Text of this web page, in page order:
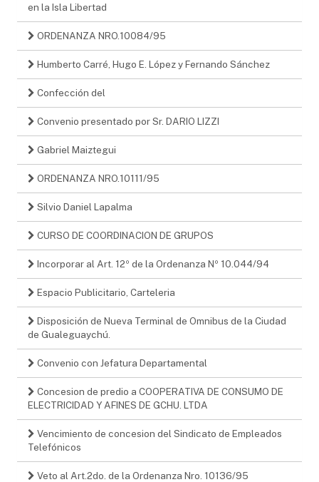
en la Isla Libertad
ORDENANZA NRO.10084/95
Humberto Carré, Hugo E. López y Fernando Sánchez
Confección del
Convenio presentado por Sr. DARIO LIZZI
Gabriel Maiztegui
ORDENANZA NRO.10111/95
Silvio Daniel Lapalma
CURSO DE COORDINACION DE GRUPOS
Incorporar al Art. 12º de la Ordenanza Nº 10.044/94
Espacio Publicitario, Carteleria
Disposición de Nueva Terminal de Omnibus de la Ciudad
de Gualeguaychú.
Convenio con Jefatura Departamental
Concesion de predio a COOPERATIVA DE CONSUMO DE
ELECTRICIDAD Y AFINES DE GCHU. LTDA
Vencimiento de concesion del Sindicato de Empleados
Telefónicos
Veto al Art.2do. de la Ordenanza Nro. 10136/95